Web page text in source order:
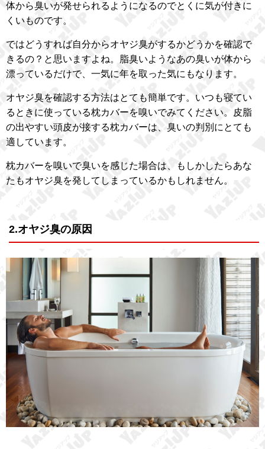
体から臭いが発せられるようになるのでとくに気が付きに
くいものです。
ではどうすれば自分からオヤジ臭がするかどうかを確認で
きるの？と思いますよね。脂臭いようなあの臭いが体から
漂っているだけで、一気に年を取った気にもなります。
オヤジ臭を確認する方法はとても簡単です。いつも寝てい
るときに使っている枕カバーを嗅いでみてください。皮脂
の出やすい頭皮が接する枕カバーは、臭いの判別にとても
適しています。
枕カバーを嗅いで臭いを感じた場合は、もしかしたらあな
たもオヤジ臭を発してしまっているかもしれません。
2.オヤジ臭の原因